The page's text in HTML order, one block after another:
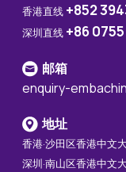
香港直线 +852
深圳直线 +86
邮箱
enquiry-
地址
香港·沙田区香港中文
深圳·南山区香港中文